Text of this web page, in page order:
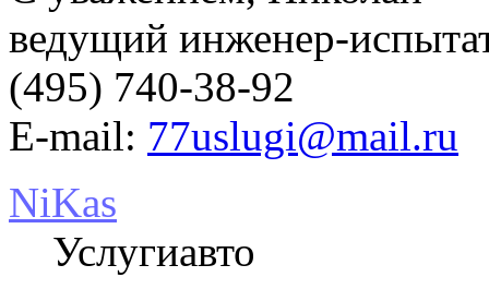
ведущий инженер-
(495) 740-38-92
E-mail: 77uslugi@mail.ru
NiKas
Услугиавто